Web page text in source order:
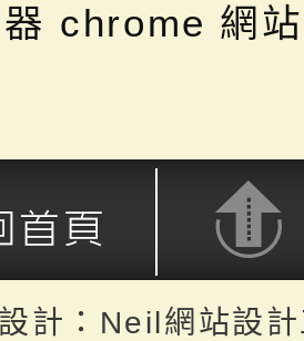
chrome 網
返回頂端
計：Neil網站設